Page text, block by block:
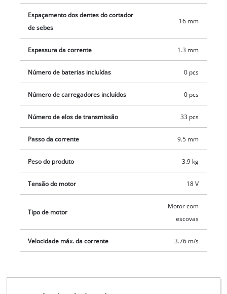
Espaçamento dos dentes do cortador
de sebes
16 mm
Espessura da corrente 1.3 mm
Número de baterias incluídas 0 pcs
Número de carregadores incluídos 0 pcs
Número de elos de transmissão 33 pcs
Passo da corrente 9.5 mm
Peso do produto 3.9 kg
Tensão do motor 18 V
Tipo de motor
Motor com
escovas
Velocidade máx. da corrente 3.76 m/s